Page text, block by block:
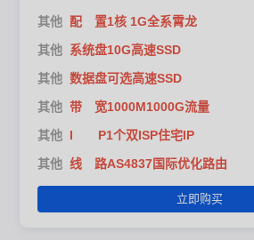
其他 配 置1核 1G全系霄龙
其他 系统盘10G高速SSD
其他 数据盘可选高速SSD
其他 带 宽1000M1000G流量
其他 I P1个双ISP住宅IP
其他 线 路AS4837国际优化路由
立即购买